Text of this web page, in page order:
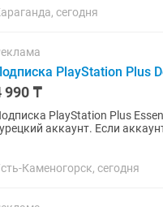
сегодня
PlayStation Plus
990 ₸
PlayStation Plus
аккаунт. Если аккаунта нет - открою новый.
Каменогорск, сегодня